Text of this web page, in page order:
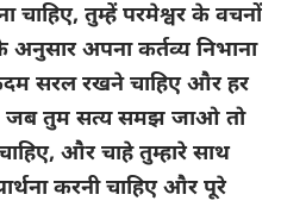
चाहिए, तुम्हें परमेश्वर के वचनों
अपना कर्तव्य निभाना
सरल रखने चाहिए और हर
जब तुम सत्य समझ जाओ तो
और चाहे तुम्हारे साथ
करनी चाहिए और पूरे